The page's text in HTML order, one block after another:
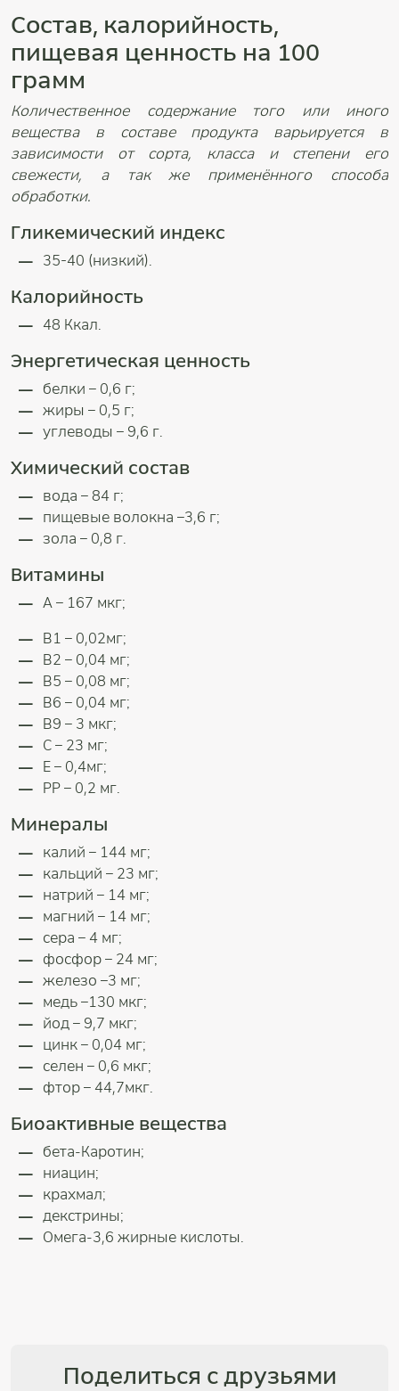
Состав, калорийность,
пищевая ценность на 100
грамм
Количественное содержание того или иного
вещества в составе продукта варьируется в
зависимости от сорта, класса и степени его
свежести, а так же применённого способа
обработки.
Гликемический индекс
35-40 (низкий).
Калорийность
48 Ккал.
Энергетическая ценность
белки – 0,6 г;
жиры – 0,5 г;
углеводы – 9,6 г.
Химический состав
вода – 84 г;
пищевые волокна –3,6 г;
зола – 0,8 г.
Витамины
А – 167 мкг;
В1 – 0,02мг;
В2 – 0,04 мг;
В5 – 0,08 мг;
В6 – 0,04 мг;
В9 – 3 мкг;
С – 23 мг;
Е – 0,4мг;
РР – 0,2 мг.
Минералы
калий – 144 мг;
кальций – 23 мг;
натрий – 14 мг;
магний – 14 мг;
сера – 4 мг;
фосфор – 24 мг;
железо –3 мг;
медь –130 мкг;
йод – 9,7 мкг;
цинк – 0,04 мг;
селен – 0,6 мкг;
фтор – 44,7мкг.
Биоактивные вещества
бета-Каротин;
ниацин;
крахмал;
декстрины;
Омега-3,6 жирные кислоты.
Поделиться с друзьями